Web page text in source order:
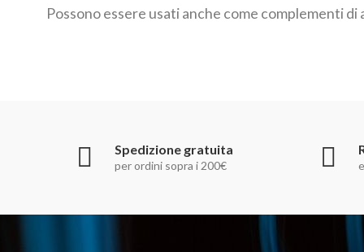
Possono essere usati anche come complementi
Spedizione gratuita
per ordini sopra i 200€